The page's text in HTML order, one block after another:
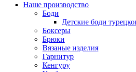
Наше производство
Боди
Детские боди
Боксеры
Брюки
Вязаные изделия
Гарнитур
Кенгуру